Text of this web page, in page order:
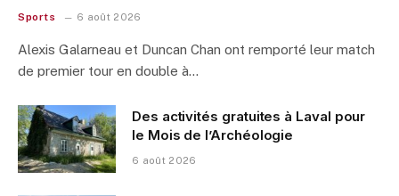
Sports 6 août 2026
Alexis Galarneau et Duncan Chan ont remporté leur match
de premier tour en double à…
Des activités gratuites à Laval pour
le Mois de l’Archéologie
6 août 2026